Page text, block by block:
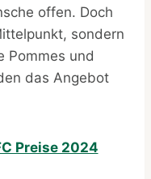
offen. Doch
sondern
Pommes und
das Angebot
Preise 2024